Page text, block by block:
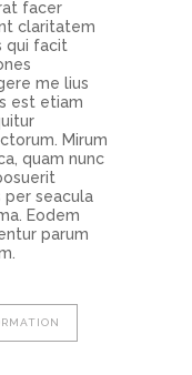
facer
claritatem
qui facit
me lius
est etiam
Mirum
quam nunc
per seacula
Eodem
parum